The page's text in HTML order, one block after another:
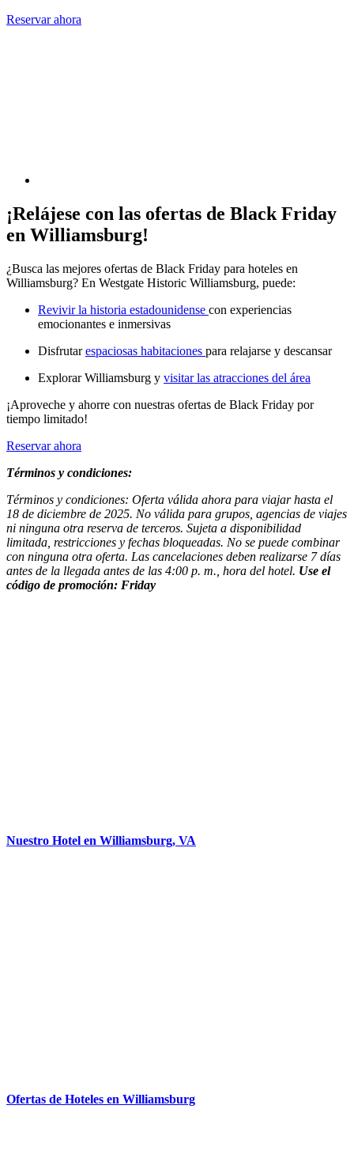
Reservar ahora
¡Relájese con las ofertas de Black Friday
en Williamsburg!
¿Busca las mejores ofertas de Black Friday para hoteles en
Williamsburg? En Westgate Historic Williamsburg, puede:
Revivir la historia estadounidense con experiencias
emocionantes e inmersivas
Disfrutarespaciosas habitaciones para relajarse y descansar
Explorar Williamsburg y visitar las atracciones del área
¡Aproveche y ahorre con nuestras ofertas de Black Friday por
tiempo limitado!
Reservar ahora
Términos y condiciones:
Términos y condiciones: Oferta válida ahora para viajar hasta el
18 de diciembre de 2025. No válida para grupos, agencias de viajes
ni ninguna otra reserva de terceros. Sujeta a disponibilidad
limitada, restricciones y fechas bloqueadas. No se puede combinar
con ninguna otra oferta. Las cancelaciones deben realizarse 7 días
antes de la llegada antes de las 4:00 p. m., hora del hotel. Use el
código de promoción: Friday
Nuestro Hotel en Williamsburg, VA
Ofertas de Hoteles en Williamsburg